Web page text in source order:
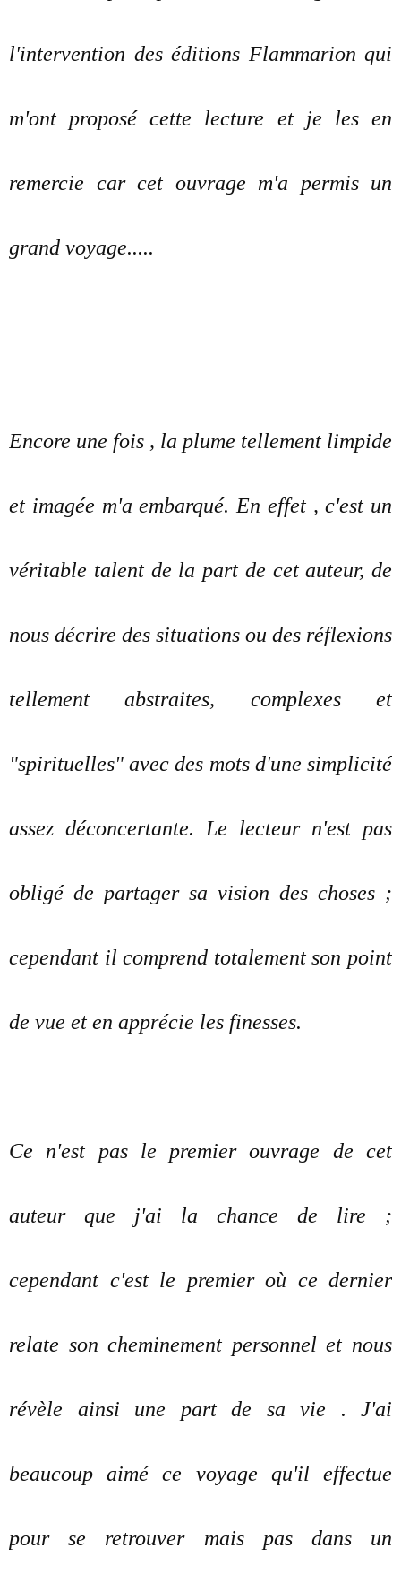
l'intervention des éditions Flammarion qui
m'ont proposé cette lecture et je les en
remercie car cet ouvrage m'a permis un
grand voyage.....
Encore une fois , la plume tellement limpide
et imagée m'a embarqué. En effet , c'est un
véritable talent de la part de cet auteur, de
nous décrire des situations ou des réflexions
tellement abstraites, complexes et
"spirituelles" avec des mots d'une simplicité
assez déconcertante. Le lecteur n'est pas
obligé de partager sa vision des choses ;
cependant il comprend totalement son point
de vue et en apprécie les finesses.
Ce n'est pas le premier ouvrage de cet
auteur que j'ai la chance de lire ;
cependant c'est le premier où ce dernier
relate son cheminement personnel et nous
révèle ainsi une part de sa vie . J'ai
beaucoup aimé ce voyage qu'il effectue
pour se retrouver mais pas dans un